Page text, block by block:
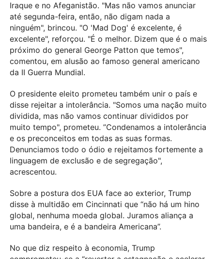
Iraque e no Afeganistão. "Mas não vamos anunciar
até segunda-feira, então, não digam nada a
ninguém", brincou. "O 'Mad Dog' é excelente, é
excelente", reforçou. "É o melhor. Dizem que é o mais
próximo do general George Patton que temos",
comentou, em alusão ao famoso general americano
da II Guerra Mundial.
O presidente eleito prometeu também unir o país e
disse rejeitar a intolerância. "Somos uma nação muito
dividida, mas não vamos continuar divididos por
muito tempo", prometeu. ”Condenamos a intolerância
e os preconceitos em todas as suas formas.
Denunciamos todo o ódio e rejeitamos fortemente a
linguagem de exclusão e de segregação",
acrescentou.
Sobre a postura dos EUA face ao exterior, Trump
disse à multidão em Cincinnati que “não há um hino
global, nenhuma moeda global. Juramos aliança a
uma bandeira, e é a bandeira Americana”.
No que diz respeito à economia, Trump